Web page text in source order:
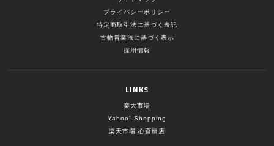
プライバシーポリシー
特定商取引法に基づく表記
古物営業法に基づく表示
採用情報
LINKS
楽天市場
Yahoo! Shopping
楽天市場 心斎橋店